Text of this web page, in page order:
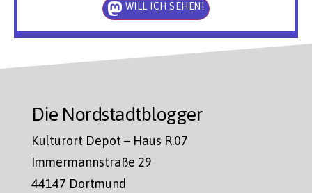
WILL ICH SEHEN!
Die Nordstadtblogger
Kulturort Depot – Haus R.07
Immermannstraße 29
44147 Dortmund